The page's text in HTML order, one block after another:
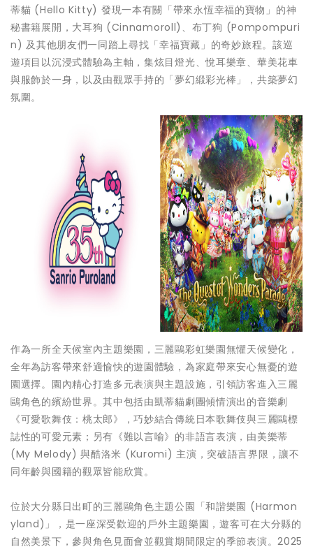
蒂貓 (Hello Kitty) 發現一本有關「帶來永恆幸福的寶物」的神
秘書籍展開，大耳狗 (Cinnamoroll)、布丁狗 (Pompompuri
n) 及其他朋友們一同踏上尋找「幸福寶藏」的奇妙旅程。該巡
遊項目以沉浸式體驗為主軸，集炫目燈光、悅耳樂章、華美花車
與服飾於一身，以及由觀眾手持的「夢幻緞彩光棒」，共築夢幻
氛圍。
作為一所全天候室內主題樂園，三麗鷗彩虹樂園無懼天候變化，
全年為訪客帶來舒適愉快的遊園體驗，為家庭帶來安心無憂的遊
園選擇。園內精心打造多元表演與主題設施，引領訪客進入三麗
鷗角色的繽紛世界。其中包括由凱蒂貓劇團傾情演出的音樂劇
《可愛歌舞伎：桃太郎》，巧妙結合傳統日本歌舞伎與三麗鷗標
誌性的可愛元素；另有《難以言喻》的非語言表演，由美樂蒂
(My Melody) 與酷洛米 (Kuromi) 主演，突破語言界限，讓不
同年齡與國籍的觀眾皆能欣賞。
位於大分縣日出町的三麗鷗角色主題公園「和諧樂園 (Harmon
yland)」，是一座深受歡迎的戶外主題樂園，遊客可在大分縣的
自然美景下，參與角色見面會並觀賞期間限定的季節表演。2025